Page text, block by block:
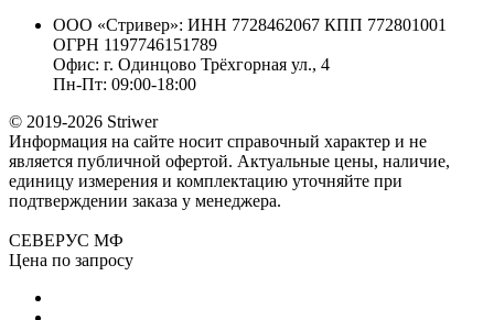
ООО «Стривер»: ИНН 7728462067 КПП 772801001
ОГРН 1197746151789
Офис: г. Одинцово Трёхгорная ул., 4
Пн-Пт: 09:00-18:00
© 2019-2026 Striwer
Информация на сайте носит справочный характер и не
является публичной офертой. Актуальные цены, наличие,
единицу измерения и комплектацию уточняйте при
подтверждении заказа у менеджера.
СЕВЕРУС МФ
Цена по запросу